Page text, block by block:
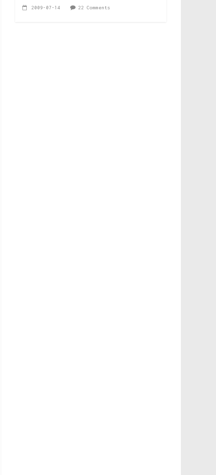
2009-07-14 22 Comments